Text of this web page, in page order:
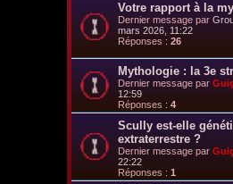
Votre rapport à la
Dernier message par
mars 2026, 11:22
Réponses : 26
Mythologie : la 3e
Dernier message par
12:59
Réponses : 4
Scully est-elle
extraterrestre ?
Dernier message par
22:22
Réponses : 1